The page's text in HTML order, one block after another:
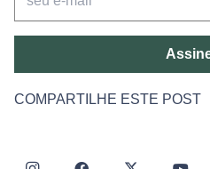
COMPARTILHE ESTE POST